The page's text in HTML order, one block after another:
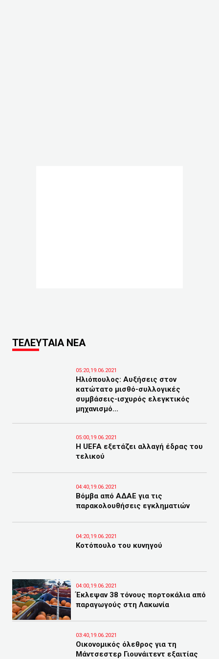
ΤΕΛΕΥΤΑΙΑ ΝΕΑ
05:20,19.06.2021
Ηλιόπουλος: Αυξήσεις στον
κατώτατο μισθό-συλλογικές
συμβάσεις-ισχυρός ελεγκτικός
μηχανισμό...
05:00,19.06.2021
Η UEFA εξετάζει αλλαγή έδρας του
τελικού
04:40,19.06.2021
Βόμβα από ΑΔΑΕ για τις
παρακολουθήσεις εγκληματιών
04:20,19.06.2021
Κοτόπουλο του κυνηγού
04:00,19.06.2021
Έκλεψαν 38 τόνους πορτοκάλια από
παραγωγούς στη Λακωνία
03:40,19.06.2021
Οικονομικός όλεθρος για τη
Μάντσεστερ Γιουνάιτεντ εξαιτίας